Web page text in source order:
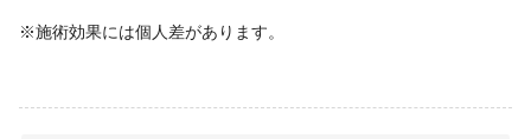
※施術効果には個人差があります。